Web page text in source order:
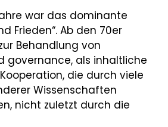
war das dominante
Frieden“. Ab den 70er
Behandlung von
governance, als inhaltliche
die durch viele
Wissenschaften
nicht zuletzt durch die